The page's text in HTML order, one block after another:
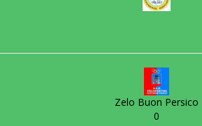
Zelo Buon Persico
0